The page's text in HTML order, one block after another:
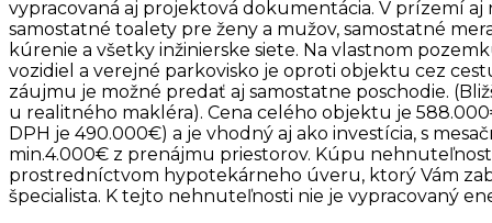
vypracovaná aj projektová dokumentácia. V prízemí aj
samostatné toalety pre ženy a mužov, samostatné
kúrenie a všetky inžinierske siete. Na vlastnom
vozidiel a verejné parkovisko je oproti objektu cez
záujmu je možné predať aj samostatne poschodie.
u realitného makléra). Cena celého objektu je
DPH je 490.000€) a je vhodný aj ako investícia, s
min.4.000€ z prenájmu priestorov. Kúpu
prostredníctvom hypotekárneho úveru, ktorý Vám
špecialista. K tejto nehnuteľnosti nie je vypracovaný